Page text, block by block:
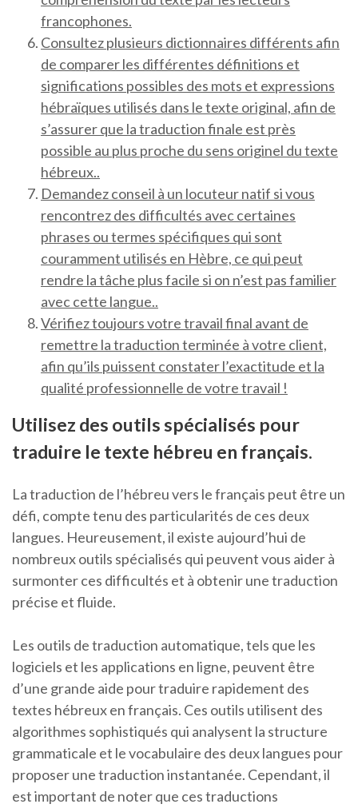
francophones.
Consultez plusieurs dictionnaires différents afin
de comparer les différentes définitions et
significations possibles des mots et expressions
hébraïques utilisés dans le texte original, afin de
s’assurer que la traduction finale est près
possible au plus proche du sens originel du texte
hébreux..
Demandez conseil à un locuteur natif si vous
rencontrez des difficultés avec certaines
phrases ou termes spécifiques qui sont
couramment utilisés en Hèbre, ce qui peut
rendre la tâche plus facile si on n’est pas familier
avec cette langue..
Vérifiez toujours votre travail final avant de
remettre la traduction terminée à votre client,
afin qu’ils puissent constater l’exactitude et la
qualité professionnelle de votre travail !
Utilisez des outils spécialisés pour
traduire le texte hébreu en français.
La traduction de l’hébreu vers le français peut être un
défi, compte tenu des particularités de ces deux
langues. Heureusement, il existe aujourd’hui de
nombreux outils spécialisés qui peuvent vous aider à
surmonter ces difficultés et à obtenir une traduction
précise et fluide.
Les outils de traduction automatique, tels que les
logiciels et les applications en ligne, peuvent être
d’une grande aide pour traduire rapidement des
textes hébreux en français. Ces outils utilisent des
algorithmes sophistiqués qui analysent la structure
grammaticale et le vocabulaire des deux langues pour
proposer une traduction instantanée. Cependant, il
est important de noter que ces traductions